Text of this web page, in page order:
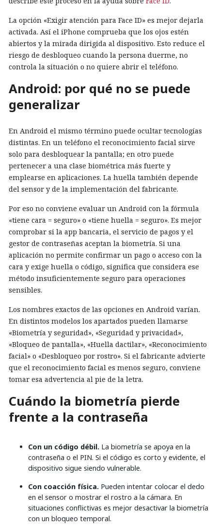
La opción «Exigir atención para Face ID» es mejor dejarla
activada. Así el iPhone comprueba que los ojos estén
abiertos y la mirada dirigida al dispositivo. Esto reduce el
riesgo de desbloqueo cuando la persona duerme, no
controla la situación o no quiere abrir el teléfono.
Android: por qué no se puede
generalizar
En Android el mismo término puede ocultar tecnologías
distintas. En un teléfono el reconocimiento facial sirve
solo para desbloquear la pantalla; en otro puede
pertenecer a una clase biométrica más fuerte y
emplearse en aplicaciones. La huella también depende
del sensor y de la implementación del fabricante.
Por eso no conviene evaluar un Android con la fórmula
«tiene cara = seguro» o «tiene huella = seguro». Es mejor
comprobar si la app bancaria, el servicio de pagos y el
gestor de contraseñas aceptan la biometría. Si una
aplicación no permite confirmar un pago o acceso con la
cara y exige huella o código, significa que considera ese
método insuficientemente seguro para operaciones
sensibles.
Los nombres exactos de las opciones en Android varían.
En distintos modelos los apartados pueden llamarse
«Biometría y seguridad», «Seguridad y privacidad»,
«Bloqueo de pantalla», «Huella dactilar», «Reconocimiento
facial» o «Desbloqueo por rostro». Si el fabricante advierte
que el reconocimiento facial es menos seguro, conviene
tomar esa advertencia al pie de la letra.
Cuándo la biometría pierde
frente a la contraseña
Con un código débil. La biometría se apoya en la
contraseña o el PIN. Si el código es corto y evidente, el
dispositivo sigue siendo vulnerable.
Con coacción física. Pueden intentar colocar el dedo
en el sensor o mostrar el rostro a la cámara. En
situaciones conflictivas es mejor desactivar la biometría
con un bloqueo temporal.